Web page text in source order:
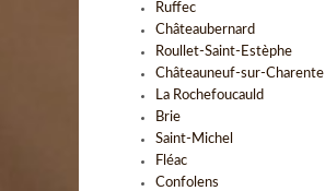
Ruffec
Châteaubernard
Roullet-Saint-Estèphe
Châteauneuf-sur-Charente
La Rochefoucauld
Brie
Saint-Michel
Fléac
Confolens